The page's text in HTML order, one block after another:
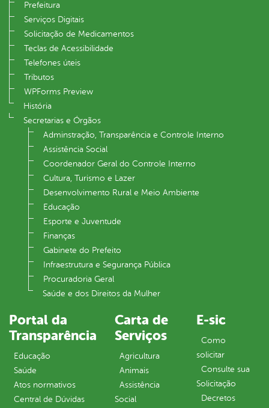
Prefeitura
Serviços Digitais
Solicitação de Medicamentos
Teclas de Acessibilidade
Telefones úteis
Tributos
WPForms Preview
História
Secretarias e Órgãos
Adminstração, Transparência e Controle Interno
Assistência Social
Coordenador Geral do Controle Interno
Cultura, Turismo e Lazer
Desenvolvimento Rural e Meio Ambiente
Educação
Esporte e Juventude
Finanças
Gabinete do Prefeito
Infraestrutura e Segurança Pública
Procuradoria Geral
Saúde e dos Direitos da Mulher
Portal da
Transparência
Educação
Saúde
Atos normativos
Central de Dúvidas
Carta de
Serviços
Agricultura
Animais
Assistência
Social
E-sic
Como
solicitar
Consulte sua
Solicitação
Decretos